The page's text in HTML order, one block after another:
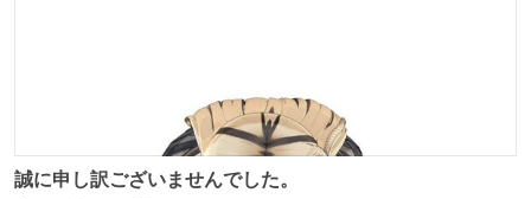
誠に申し訳ございませんでした。